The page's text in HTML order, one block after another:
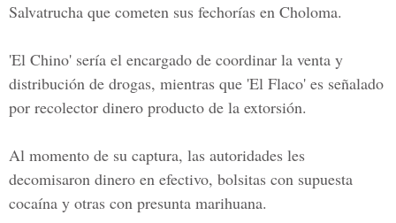
Salvatrucha que cometen sus fechorías en Choloma.
'El Chino' sería el encargado de coordinar la venta y
distribución de drogas, mientras que 'El Flaco' es señalado
por recolector dinero producto de la extorsión.
Al momento de su captura, las autoridades les
decomisaron dinero en efectivo, bolsitas con supuesta
cocaína y otras con presunta marihuana.